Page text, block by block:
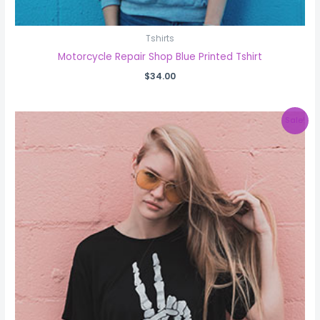
Tshirts
Motorcycle Repair Shop Blue Printed Tshirt
$34.00
Sale!